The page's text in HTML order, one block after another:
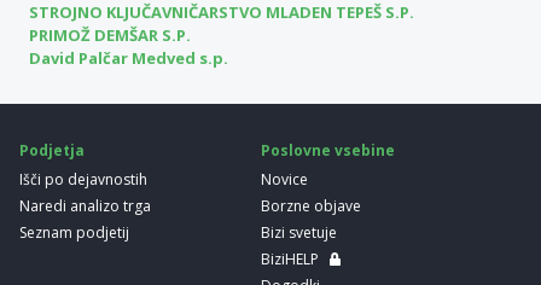
STROJNO KLJUČAVNIČARSTVO MLADEN TEPEŠ S.P.
PRIMOŽ DEMŠAR S.P.
David Palčar Medved s.p.
Podjetja
Išči po dejavnostih
Naredi analizo trga
Seznam podjetij
Poslovne vsebine
Novice
Borzne objave
Bizi svetuje
BiziHELP